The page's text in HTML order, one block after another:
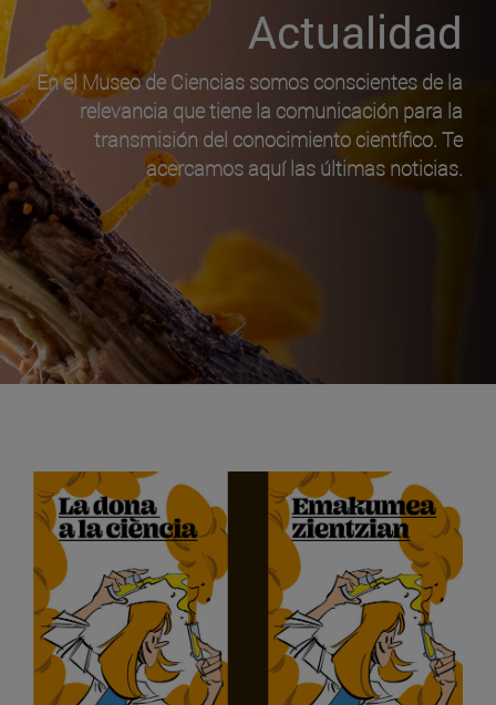
Actualidad
En el Museo de Ciencias somos conscientes de la
relevancia que tiene la comunicación para la
transmisión del conocimiento científico. Te
acercamos aquí las últimas noticias.